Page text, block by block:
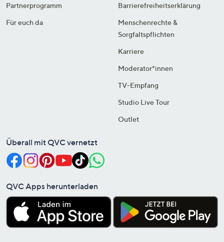
Partnerprogramm
Für euch da
Barrierefreiheitserklärung
Menschenrechte &
Sorgfaltspflichten
Karriere
Moderator*innen
TV-Empfang
Studio Live Tour
Outlet
Überall mit QVC vernetzt
QVC Apps herunterladen